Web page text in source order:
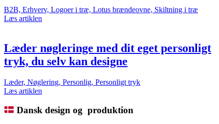
B2B, Erhverv, Logoer i træ, Lotus brændeovne, Skiltning i træ
Læs artiklen
Læder nøgleringe med dit eget personligt
tryk, du selv kan designe
Læder, Nøglering, Personlig, Personligt tryk
Læs artiklen
Dansk design og produktion